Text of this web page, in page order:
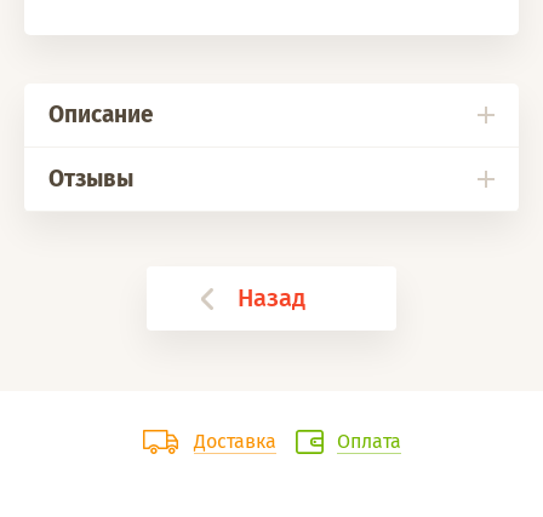
Описание
Отзывы
Назад
Доставка Оплата